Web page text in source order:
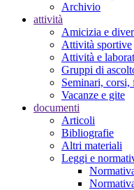
Archivio
attività
Amicizia e
Attività sportive
Attività e
Gruppi di
Seminari, corsi,
Vacanze e gite
documenti
Articoli
Bibliografie
Altri materiali
Leggi e